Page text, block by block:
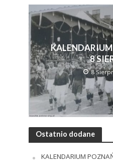
8
8
Ostatnio dodane
KALENDARIUM